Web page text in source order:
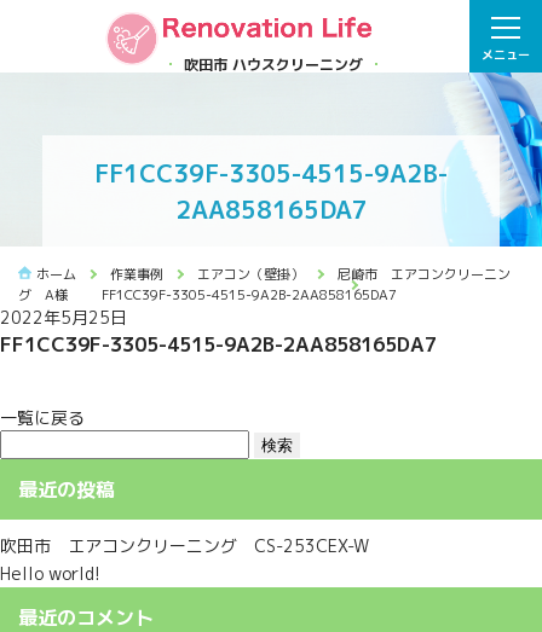
吹田市 ハウスクリーニング メニュー
FF1CC39F-3305-4515-9A2B-
2AA858165DA7
ホーム 作業事例 エアコン（壁掛）
尼崎市 エアコンクリーニン
グ A様
FF1CC39F-3305-4515-9A2B-2AA858165DA7
2022年5月25日
FF1CC39F-3305-4515-9A2B-2AA858165DA7
一覧に戻る
索:
最近の投稿
吹田市 エアコンクリーニング CS-253CEX-W
Hello world!
最近のコメント